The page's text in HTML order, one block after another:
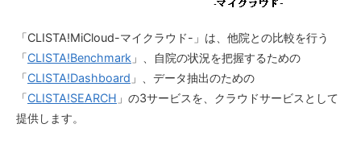
「CLISTA!MiCloud-マイクラウド-」は、他院との比較を行う
「CLISTA!Benchmark 」、自院の状況を把握するための
「CLISTA!Dashboard 」、データ抽出のための
「CLISTA!SEARCH 」の3サービスを、クラウドサービスとして
提供します。